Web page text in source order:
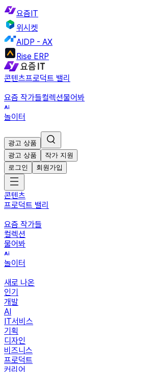
요즘IT
위시켓
AIDP - AX
Rise ERP
콘텐츠프로덕트 밸리
요즘 작가들컬렉션물어봐
놀이터
광고 상품
광고 상품
작가 지원
로그인
회원가입
콘텐츠
프로덕트 밸리
요즘 작가들
컬렉션
물어봐
놀이터
새로 나온
인기
개발
AI
IT서비스
기획
디자인
비즈니스
프로덕트
커리어